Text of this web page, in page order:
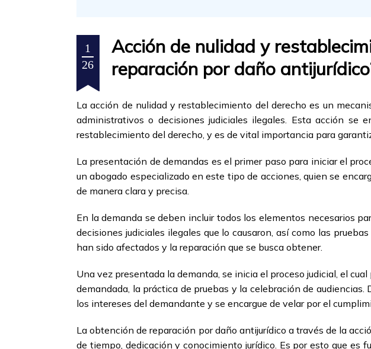
1
26
Acción de nulidad y
reparación por daño
La acción de nulidad y restablecimiento del derecho es un
administrativos o decisiones judiciales ilegales. Esta acción se
restablecimiento del derecho, y es de vital importancia para
La presentación de demandas es el primer paso para iniciar el
un abogado especializado en este tipo de acciones, quien se
de manera clara y precisa.
En la demanda se deben incluir todos los elementos necesarios
decisiones judiciales ilegales que lo causaron, así como las
han sido afectados y la reparación que se busca obtener.
Una vez presentada la demanda, se inicia el proceso judicial, el
demandada, la práctica de pruebas y la celebración de
los intereses del demandante y se encargue de velar por el
La obtención de reparación por daño antijurídico a través de la
de tiempo, dedicación y conocimiento jurídico. Es por esto que es